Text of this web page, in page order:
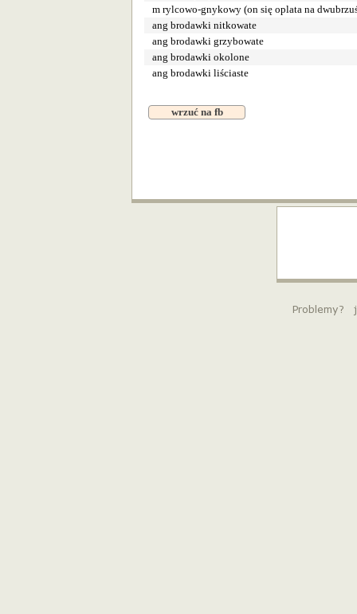
m rylcowo-gnykowy (on się oplata na
ang brodawki nitkowate
ang brodawki grzybowate
ang brodawki okolone
ang brodawki liściaste
wrzuć na fb